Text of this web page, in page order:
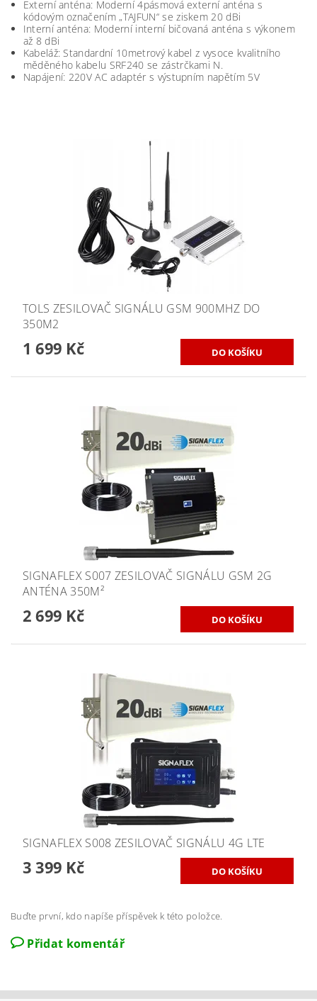
Externí anténa: Moderní 4pásmová externí anténa s
kódovým označením „TAJFUN“ se ziskem 20 dBi
Interní anténa: Moderní interní bičovaná anténa s výkonem
až 8 dBi
Kabeláž: Standardní 10metrový kabel z vysoce kvalitního
měděného kabelu SRF240 se zástrčkami N.
Napájení: 220V AC adaptér s výstupním napětím 5V
TOLS ZESILOVAČ SIGNÁLU GSM 900MHZ DO
350M2
1 699 Kč
SIGNAFLEX S007 ZESILOVAČ SIGNÁLU GSM 2G
ANTÉNA 350M²
2 699 Kč
SIGNAFLEX S008 ZESILOVAČ SIGNÁLU 4G LTE
3 399 Kč
Buďte první, kdo napíše příspěvek k této položce.
Přidat komentář